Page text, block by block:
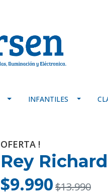
INFANTILES
OFERTA !
Rey
$9.990$13.990